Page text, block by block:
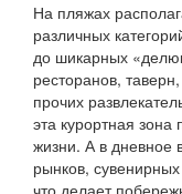
На пляжах
различных
до шикарных
ресторанов,
прочих
эта курортная
жизни. А в дневное
рынков,